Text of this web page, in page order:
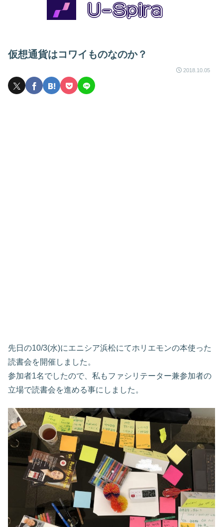
仮想通貨はコワイものなのか？
2018.10.05
先日の10/3(水)にエニシア浜松にてホリエモンの本使った
読書会を開催しました。
参加者1名でしたので、私もファシリテーター兼参加者の
立場で読書会を進める事にしました。